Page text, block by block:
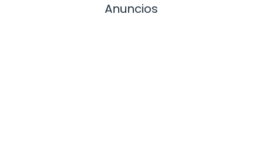
Anuncios